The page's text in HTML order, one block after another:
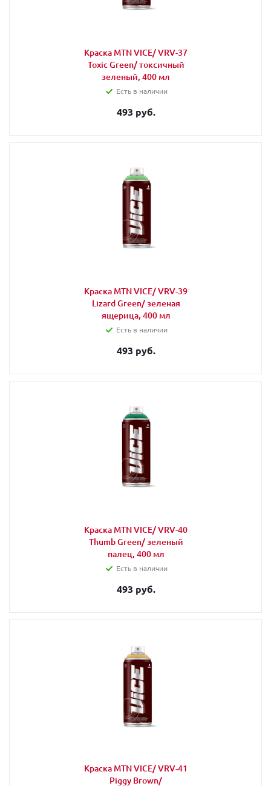
Краска MTN VICE/ VRV-37
Toxic Green/ токсичный
зеленый, 400 мл
Есть в наличии
493 руб.
Краска MTN VICE/ VRV-39
Lizard Green/ зеленая
ящерица, 400 мл
Есть в наличии
493 руб.
Краска MTN VICE/ VRV-40
Thumb Green/ зеленый
палец, 400 мл
Есть в наличии
493 руб.
Краска MTN VICE/ VRV-41
Piggy Brown/